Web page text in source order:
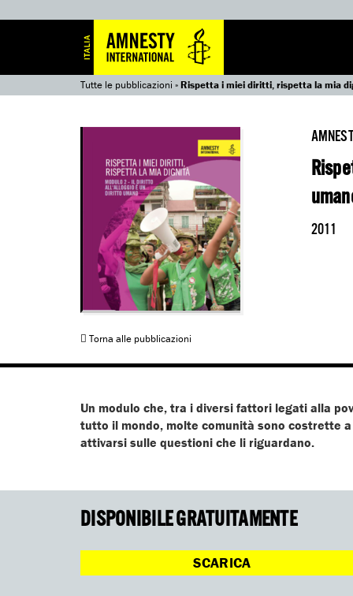
Tutte le pubblicazioni »Rispetta i miei diritti, rispetta la mia
Torna alle pubblicazioni
2011
Un modulo che, tra i diversi fattori legati alla
tutto il mondo, molte comunità sono costrette
attivarsi sulle questioni che li riguardano.
DISPONIBILE GRATUITAMENTE
SCARICA